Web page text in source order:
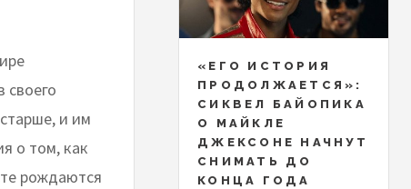
и им
о том, как
рождаются
«ЕГО ИСТОРИЯ
ПРОДОЛЖАЕТСЯ»:
СИКВЕЛ БАЙОПИКА
О МАЙКЛЕ
ДЖЕКСОНЕ НАЧНУТ
СНИМАТЬ ДО
КОНЦА ГОДА